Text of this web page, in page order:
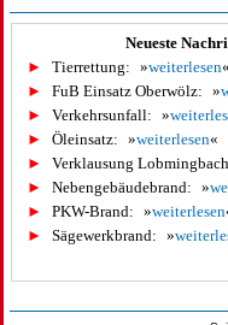
Neueste
►
Tierrettung: »weiterlesen«
►
FuB Einsatz Oberwölz: »
►
Verkehrsunfall: »
►
Öleinsatz: »weiterlesen«
►
Verklausung
►
Nebengebäudebrand: »
►
PKW-Brand: »weiterlesen
►
Sägewerkbrand: »